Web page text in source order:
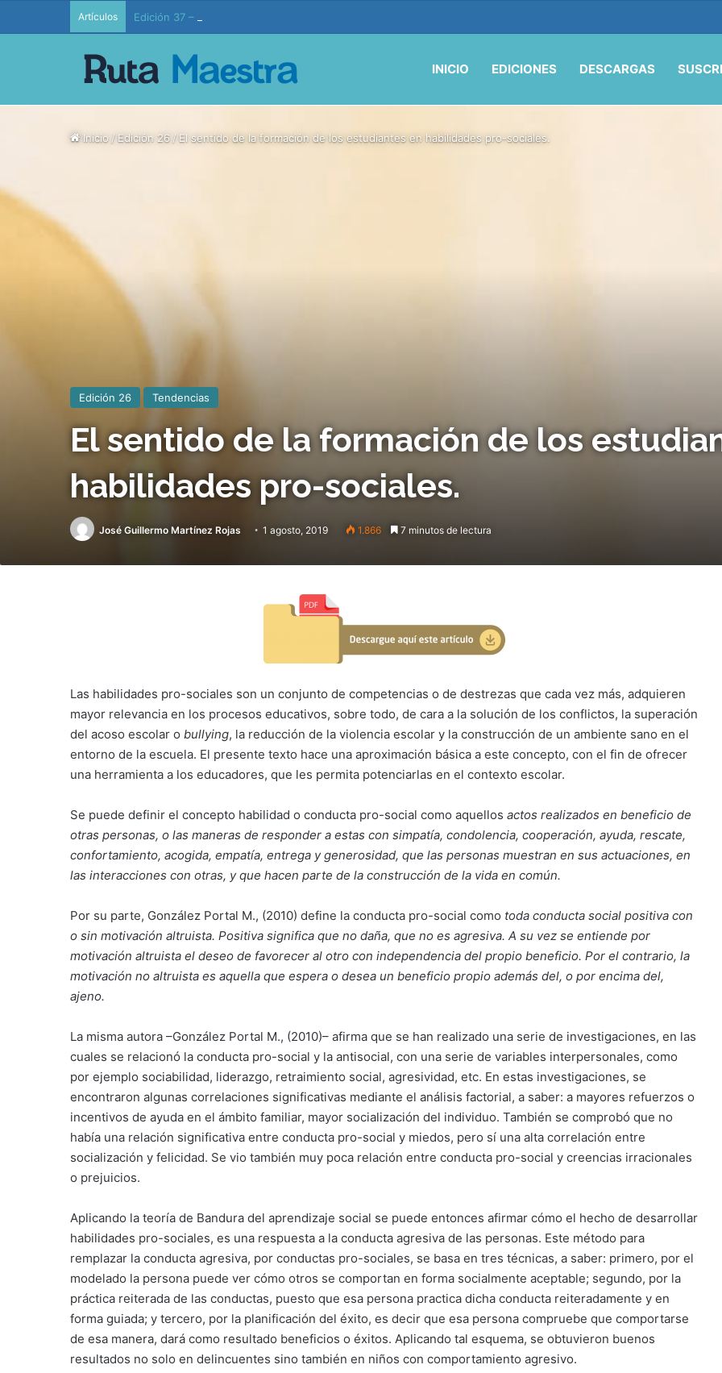
Artículos Edición 37 – Generaciones conectadas: educación y vida en la era de la IA
INICIO EDICIONES DESCARGAS
Inicio/Edición 26 /El sentido de la formación de los estudiantes en habilidades pro-sociales.
Edición 26 Tendencias
El sentido de la formación de los
habilidades pro-sociales.
José Guillermo Martínez Rojas 1 agosto, 2019 1.866 7 minutos de lectura
Las habilidades pro-sociales son un conjunto de competencias o de destrezas que cada vez más, adquieren
mayor relevancia en los procesos educativos, sobre todo, de cara a la solución de los conflictos, la superación
del acoso escolar o bullying, la reducción de la violencia escolar y la construcción de un ambiente sano en el
entorno de la escuela. El presente texto hace una aproximación básica a este concepto, con el fin de ofrecer
una herramienta a los educadores, que les permita potenciarlas en el contexto escolar.
Se puede definir el concepto habilidad o conducta pro-social como aquellos actos realizados en beneficio de
otras personas, o las maneras de responder a estas con simpatía, condolencia, cooperación, ayuda, rescate,
confortamiento, acogida, empatía, entrega y generosidad, que las personas muestran en sus actuaciones, en
las interacciones con otras, y que hacen parte de la construcción de la vida en común.
Por su parte, González Portal M., (2010) define la conducta pro-social como toda conducta social positiva con
o sin motivación altruista. Positiva significa que no daña, que no es agresiva. A su vez se entiende por
motivación altruista el deseo de favorecer al otro con independencia del propio beneficio. Por el contrario, la
motivación no altruista es aquella que espera o desea un beneficio propio además del, o por encima del,
ajeno.
La misma autora –González Portal M., (2010)– afirma que se han realizado una serie de investigaciones, en las
cuales se relacionó la conducta pro-social y la antisocial, con una serie de variables interpersonales, como
por ejemplo sociabilidad, liderazgo, retraimiento social, agresividad, etc. En estas investigaciones, se
encontraron algunas correlaciones significativas mediante el análisis factorial, a saber: a mayores refuerzos o
incentivos de ayuda en el ámbito familiar, mayor socialización del individuo. También se comprobó que no
había una relación significativa entre conducta pro-social y miedos, pero sí una alta correlación entre
socialización y felicidad. Se vio también muy poca relación entre conducta pro-social y creencias irracionales
o prejuicios.
Aplicando la teoría de Bandura del aprendizaje social se puede entonces afirmar cómo el hecho de desarrollar
habilidades pro-sociales, es una respuesta a la conducta agresiva de las personas. Este método para
remplazar la conducta agresiva, por conductas pro-sociales, se basa en tres técnicas, a saber: primero, por el
modelado la persona puede ver cómo otros se comportan en forma socialmente aceptable; segundo, por la
práctica reiterada de las conductas, puesto que esa persona practica dicha conducta reiteradamente y en
forma guiada; y tercero, por la planificación del éxito, es decir que esa persona compruebe que comportarse
de esa manera, dará como resultado beneficios o éxitos. Aplicando tal esquema, se obtuvieron buenos
resultados no solo en delincuentes sino también en niños con comportamiento agresivo.